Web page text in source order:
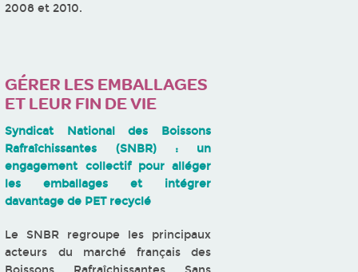
2008 et 2010.
GÉRER LES EMBALLAGES
ET LEUR FIN DE VIE
Syndicat National des Boissons
Rafraîchissantes (SNBR) : un
engagement collectif pour alléger
les emballages et intégrer
davantage de PET recyclé
Le SNBR regroupe les principaux
acteurs du marché français des